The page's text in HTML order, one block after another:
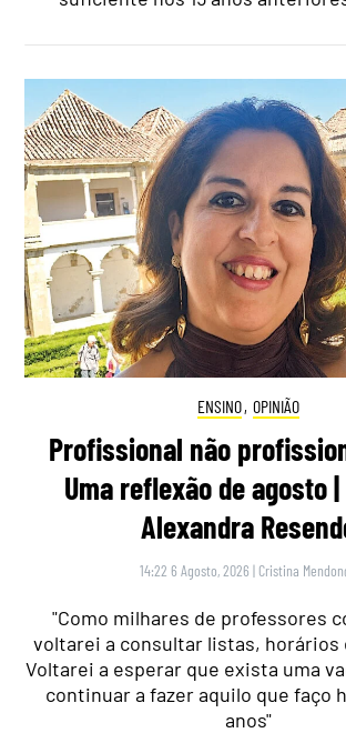
ENSINO, OPINIÃO
Profissional não
Uma reflexão de agosto
Alexandra
14:22 6 Agosto, 2026 | Cristina
"Como milhares de professores
voltarei a consultar listas, horários
Voltarei a esperar que exista uma
continuar a fazer aquilo que faço
anos"